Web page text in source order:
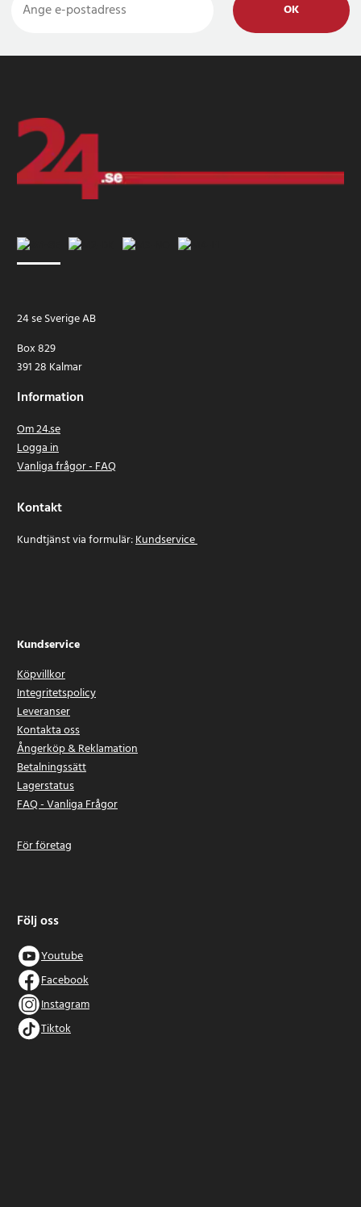
OK
24 se Sverige AB
Box 829
391 28 Kalmar
Information
Om 24.se
Logga in
Vanliga frågor - FAQ
Kontakt
Kundtjänst via formulär:Kundservice
Kundservice
Köpvillkor
Integritetspolicy
Leveranser
Kontakta oss
Ångerköp & Reklamation
Betalningssätt
Lagerstatus
FAQ - Vanliga Frågor
För företag
Följ oss
Youtube
Facebook
Instagram
Tiktok